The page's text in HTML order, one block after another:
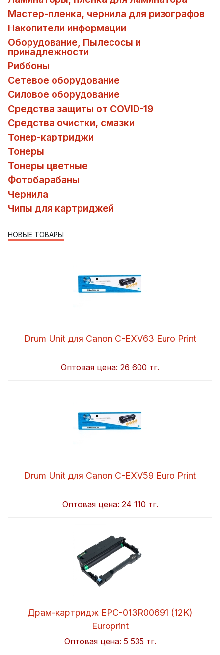
Мастер-пленка, чернила для ризографов
Накопители информации
Оборудование, Пылесосы и
принадлежности
Риббоны
Сетевое оборудование
Силовое оборудование
Средства защиты от COVID-19
Средства очистки, смазки
Тонер-картриджи
Тонеры
Тонеры цветные
Фотобарабаны
Чернила
Чипы для картриджей
НОВЫЕ ТОВАРЫ
Drum Unit для Canon C-EXV63 Euro Print
Оптовая цена: 26 600 тг.
Drum Unit для Canon C-EXV59 Euro Print
Оптовая цена: 24 110 тг.
Драм-картридж EPC-013R00691 (12K)
Europrint
Оптовая цена: 5 535 тг.